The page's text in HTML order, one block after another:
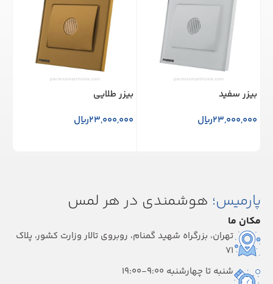
بیزر سفید
23,000,000ریال
بیزر طلایی
23,000,000ریال
پارمیس؛ هوشمندی در هر لمس
مکان ما
تهران، بزرگراه شهید گمنام، روبروی تالار وزارت کشور، پلاک
۷۱
شنبه تا چهارشنبه 9:00-19:00